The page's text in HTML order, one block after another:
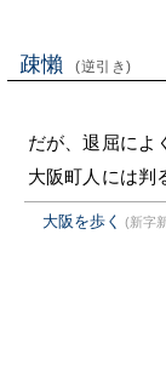
疎懶 (逆引き)
だが、退屈によ
大阪町人には判
大阪を歩く (新字